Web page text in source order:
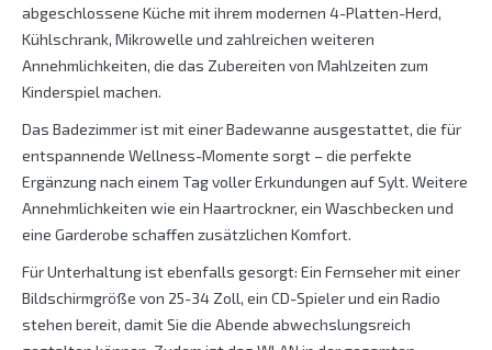
abgeschlossene Küche mit ihrem modernen 4-Platten-Herd,
Kühlschrank, Mikrowelle und zahlreichen weiteren
Annehmlichkeiten, die das Zubereiten von Mahlzeiten zum
Kinderspiel machen.
Das Badezimmer ist mit einer Badewanne ausgestattet, die für
entspannende Wellness-Momente sorgt – die perfekte
Ergänzung nach einem Tag voller Erkundungen auf Sylt. Weitere
Annehmlichkeiten wie ein Haartrockner, ein Waschbecken und
eine Garderobe schaffen zusätzlichen Komfort.
Für Unterhaltung ist ebenfalls gesorgt: Ein Fernseher mit einer
Bildschirmgröße von 25-34 Zoll, ein CD-Spieler und ein Radio
stehen bereit, damit Sie die Abende abwechslungsreich